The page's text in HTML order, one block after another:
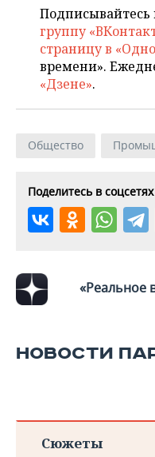
Подписывайтесь
группу
страницу в
времени».
«Дзене».
Общество
Поделитесь в соцсетях
«Реальное
НОВОСТИ
Сюжеты